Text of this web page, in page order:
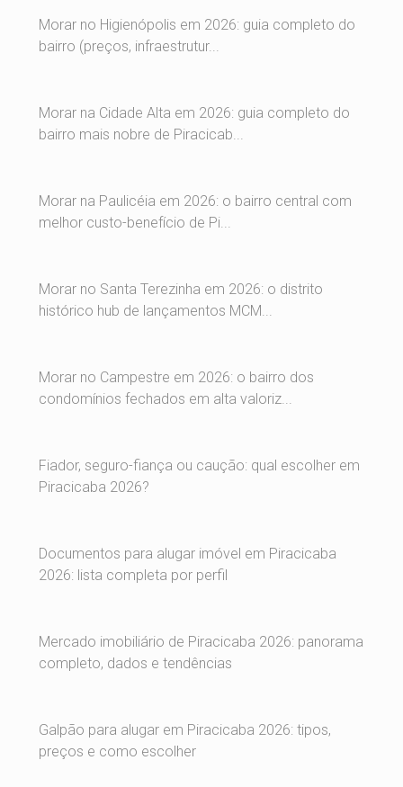
Morar no Higienópolis em 2026: guia completo do
bairro (preços, infraestrutur...
Morar na Cidade Alta em 2026: guia completo do
bairro mais nobre de Piracicab...
Morar na Paulicéia em 2026: o bairro central com
melhor custo-benefício de Pi...
Morar no Santa Terezinha em 2026: o distrito
histórico hub de lançamentos MCM...
Morar no Campestre em 2026: o bairro dos
condomínios fechados em alta valoriz...
Fiador, seguro-fiança ou caução: qual escolher em
Piracicaba 2026?
Documentos para alugar imóvel em Piracicaba
2026: lista completa por perfil
Mercado imobiliário de Piracicaba 2026: panorama
completo, dados e tendências
Galpão para alugar em Piracicaba 2026: tipos,
preços e como escolher